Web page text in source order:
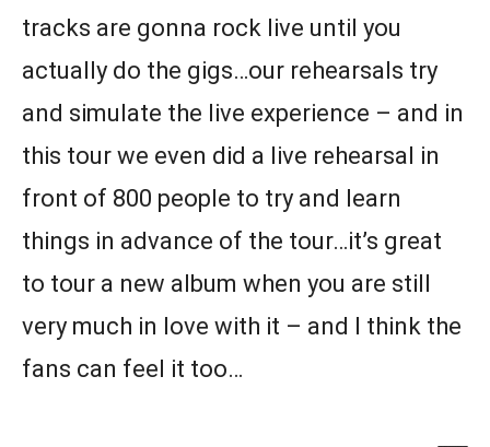
tracks are gonna rock live until you
actually do the gigs…our rehearsals try
and simulate the live experience – and in
this tour we even did a live rehearsal in
front of 800 people to try and learn
things in advance of the tour…it’s great
to tour a new album when you are still
very much in love with it – and I think the
fans can feel it too…